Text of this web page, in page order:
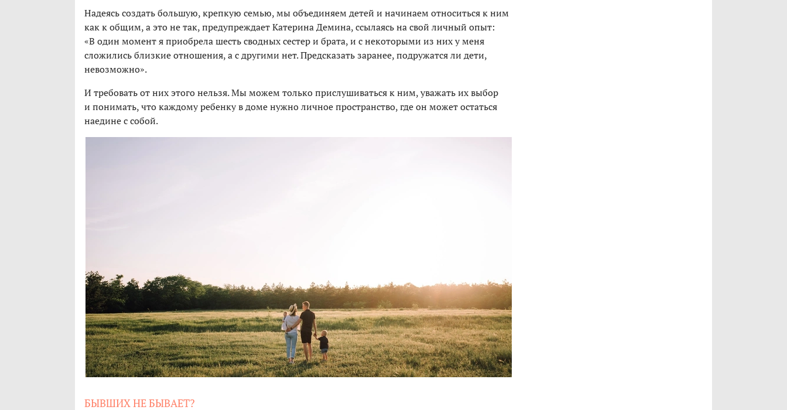
Надеясь создать большую, крепкую семью, мы объединяем детей и начинаем относиться к ним
как к общим, а это не так, предупреждает Катерина Демина, ссылаясь на свой личный опыт:
«В один момент я приобрела шесть сводных сестер и брата, и с некоторыми из них у меня
сложились близкие отношения, а с другими нет. Предсказать заранее, подружатся ли дети,
невозможно».
И требовать от них этого нельзя. Мы можем только прислушиваться к ним, уважать их выбор
и понимать, что каждому ребенку в доме нужно личное пространство, где он может остаться
наедине с собой.
БЫВШИХ НЕ БЫВАЕТ?